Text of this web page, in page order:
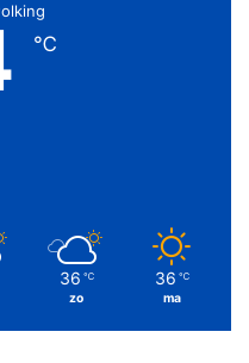
℃
36 ℃
zo
36 ℃
ma